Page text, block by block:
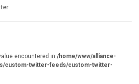
encountered in /home/www/alliance-
custom-twitter-feeds/custom-twitter-